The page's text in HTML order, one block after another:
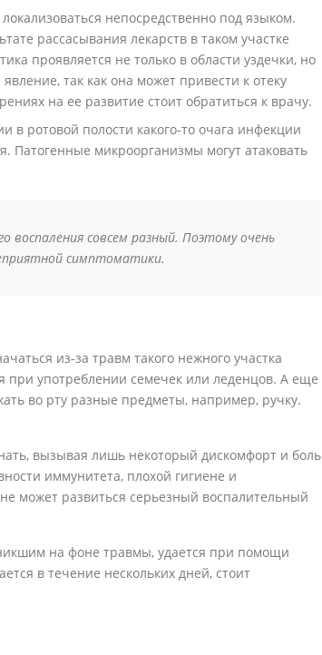
непосредственно под языком.
рассасывания лекарств в таком участке
проявляется не только в области уздечки, но
так как она может привести к отеку
на ее развитие стоит обратиться к врачу.
в ротовой полости какого-то очага инфекции
Патогенные микроорганизмы могут атаковать
воспаления совсем разный. Поэтому очень
симптоматики.
из-за травм такого нежного участка
при употреблении семечек или леденцов. А еще
во рту разные предметы, например, ручку.
вызывая лишь некоторый дискомфорт и боль
иммунитета, плохой гигиене и
может развиться серьезный воспалительный
на фоне травмы, удается при помощи
в течение нескольких дней, стоит